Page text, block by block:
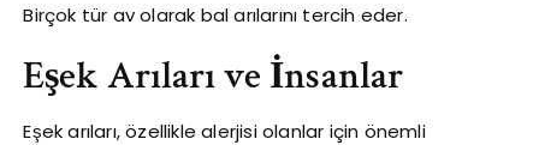
Birçok tür av olarak bal arılarını tercih eder.
Eşek Arıları ve İnsanlar
Eşek arıları, özellikle alerjisi olanlar için önemli